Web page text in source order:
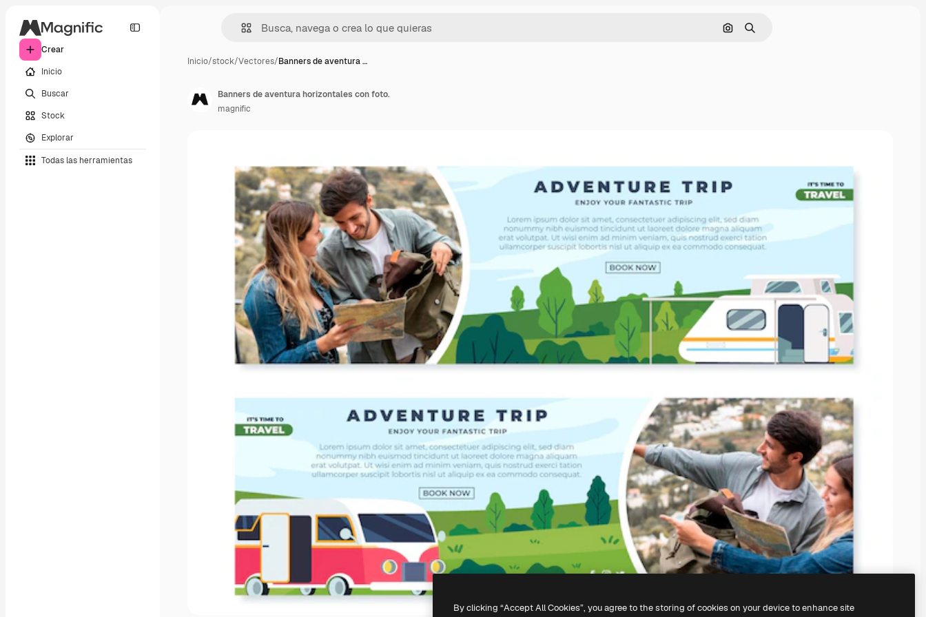
Crear
Inicio
Buscar
Stock
Explorar
Todas las herramientas
Buscar por imagen
Buscar
Inicio/stock/Vectores/Banners de aventura …
Banners de aventura horizontales con foto.
magnific
By clicking “Accept All Cookies”, you agree to the storing of cookies on your device to enhance site